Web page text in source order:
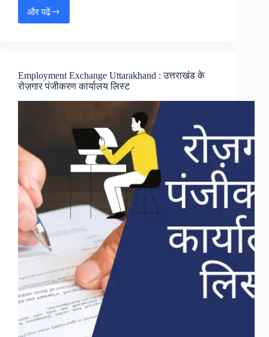
और पढ़ेंPassport
पासपोर्ट
बनवा
वेरिफिकेशन
ये
नियम
रखें
याद
Employment Exchange Uttarakhand : उत्तराखंड के
रोज़गार पंजीकरण कार्यालय लिस्ट